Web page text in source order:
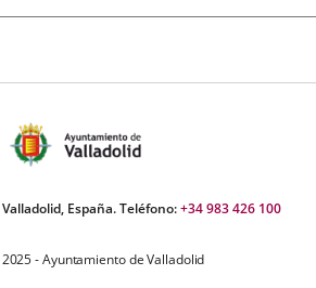
España. Teléfono:+34 983 426 100
- Ayuntamiento de Valladolid